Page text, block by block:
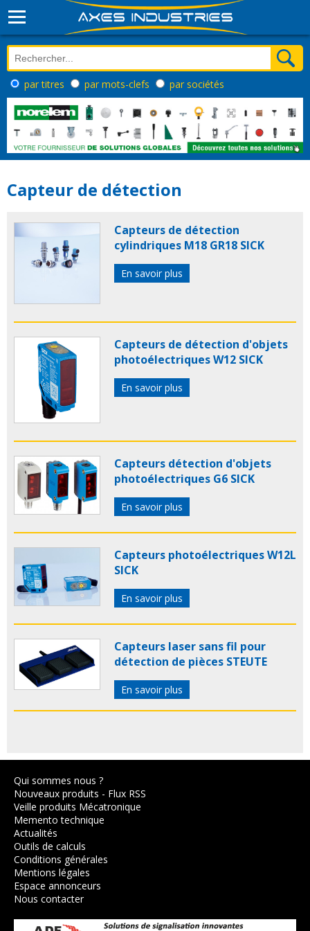
par titres par mots-clefs par sociétés
Capteur de détection
Capteurs de détection
cylindriques M18 GR18 SICK
En savoir plus
Capteurs de détection d'objets
photoélectriques W12 SICK
En savoir plus
Capteurs détection d'objets
photoélectriques G6 SICK
En savoir plus
Capteurs photoélectriques W12L
SICK
En savoir plus
Capteurs laser sans fil pour
détection de pièces STEUTE
En savoir plus
Qui sommes nous ?
Nouveaux produits - Flux RSS
Veille produits Mécatronique
Memento technique
Actualités
Outils de calculs
Conditions générales
Mentions légales
Espace annonceurs
Nous contacter